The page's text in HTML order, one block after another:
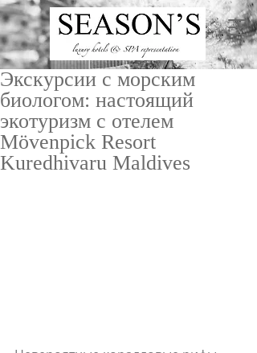
Экскурсии с морским
биологом: настоящий
экотуризм с отелем
Mӧvenpick Resort
Kuredhivaru Maldives